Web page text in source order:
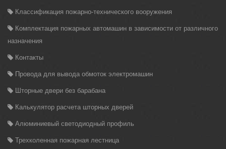
Классификация пожарно-технического вооружения
Комплектация пожарных автомашин в зависимости от различного
назначения
Контакты
Провода для вывода обмоток электромашин
Шторные двери без барабана
Калькулятор расчета шторных дверей
Алюминиевый светодиодный профиль
Трехколенная пожарная лестница